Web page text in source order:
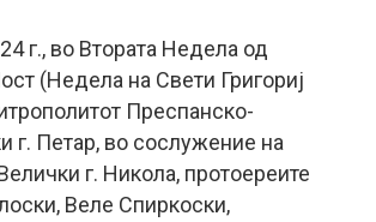
г., во Втората Недела од
(Недела на Свети Григориј
Преспанско-
г. Петар, во сослужение на
г. Никола, протоереите
Веле Спиркоски,